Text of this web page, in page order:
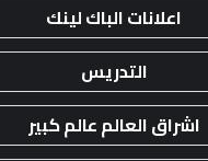
اعلانات الباك لينك
التدريس
اشراق العالم عالم كبير